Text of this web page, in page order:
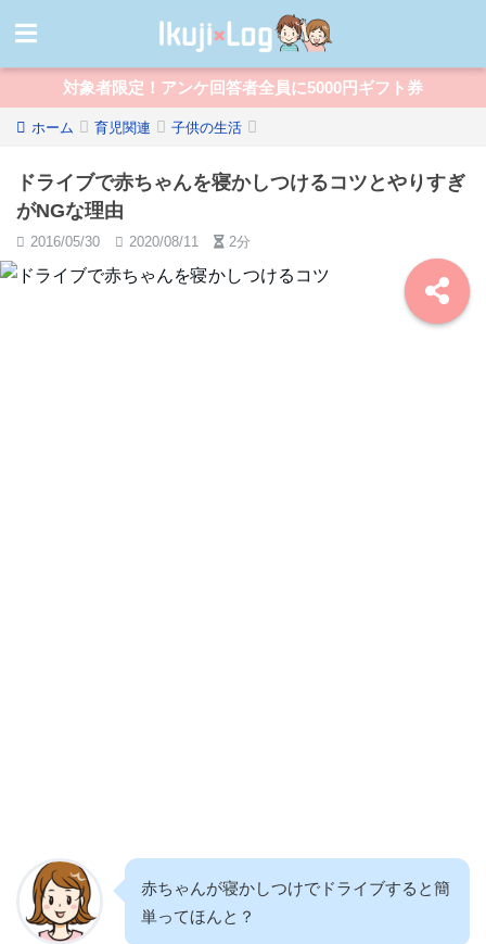
対象者限定！アンケ回答者全員に5000円ギフト券
ホーム 育児関連 子供の生活
ドライブで赤ちゃんを寝かしつけるコツとやりすぎ
がNGな理由
2016/05/30 2020/08/11 2分
赤ちゃんが寝かしつけでドライブすると簡
単ってほんと？